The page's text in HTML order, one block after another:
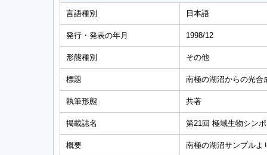
言語種別 日本語
発行・発表の年月 1998/12
形態種別 その他
標題 南極の湖沼からの光合
執筆形態 共著
掲載誌名 第21回 極域生物シン
概要 南極の湖沼サンプルよ